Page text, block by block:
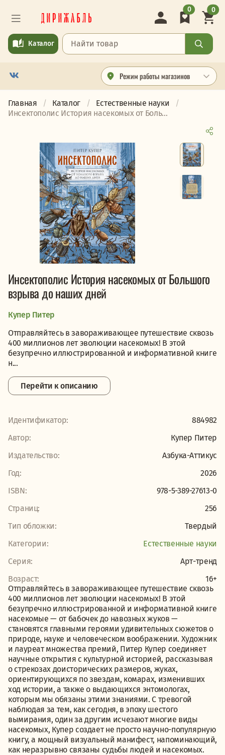
Режим работы магазинов
Каталог
0 0
Главная Каталог
Естественные науки
Инсектополис История насекомых от Боль...
Инсектополис История насекомых от Большого
взрыва до наших дней
Купер Питер
Отправляйтесь в завораживающее путешествие сквозь
400 миллионов лет эволюции насекомых! В этой
безупречно иллюстрированной и информативной книге
н...
Перейти к описанию
Идентификатор:
884982
Автор:
Купер Питер
Издательство:
Азбука-Аттикус
Год:
2026
ISBN:
978-5-389-27613-0
Страниц:
256
Тип обложки:
Твердый
Категории:
Естественные науки
Серия:
Арт-тренд
Возраст:
16+
Отправляйтесь в завораживающее путешествие сквозь
400 миллионов лет эволюции насекомых! В этой
безупречно иллюстрированной и информативной книге
насекомые — от бабочек до навозных жуков —
становятся главными героями удивительных сюжетов о
природе, науке и человеческом воображении. Художник
и лауреат множества премий, Питер Купер соединяет
научные открытия с культурной историей, рассказывая
о стрекозах доисторических размеров, жуках,
ориентирующихся по звездам, комарах, изменивших
ход истории, а также о выдающихся энтомологах,
которым мы обязаны этими знаниями. С тревогой
наблюдая за тем, как сегодня, в эпоху шестого
вымирания, один за другим исчезают многие виды
насекомых, Купер создает не просто научно-популярную
книгу, а мощный визуальный манифест, напоминающий,
как неразрывно связаны судьбы людей и насекомых.